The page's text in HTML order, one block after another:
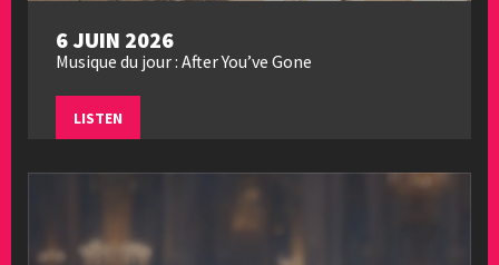
6 JUIN 2026
Musique du jour : After You’ve Gone
LISTEN